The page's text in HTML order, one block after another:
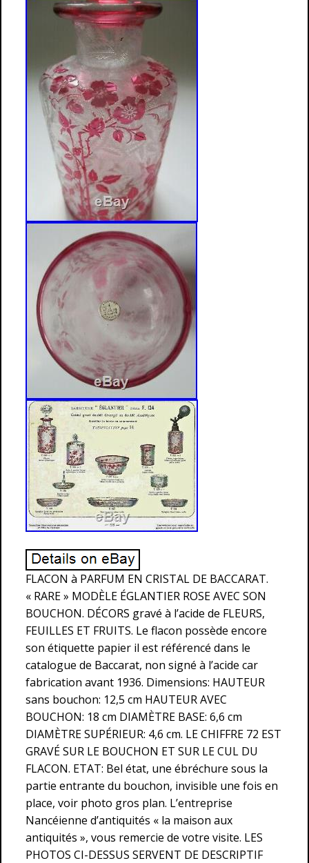
FLACON à PARFUM EN CRISTAL DE BACCARAT.
« RARE » MODÈLE ÉGLANTIER ROSE AVEC SON
BOUCHON. DÉCORS gravé à l’acide de FLEURS,
FEUILLES ET FRUITS. Le flacon possède encore
son étiquette papier il est référencé dans le
catalogue de Baccarat, non signé à l’acide car
fabrication avant 1936. Dimensions: HAUTEUR
sans bouchon: 12,5 cm HAUTEUR AVEC
BOUCHON: 18 cm DIAMÈTRE BASE: 6,6 cm
DIAMÈTRE SUPÉRIEUR: 4,6 cm. LE CHIFFRE 72 EST
GRAVÉ SUR LE BOUCHON ET SUR LE CUL DU
FLACON. ETAT: Bel état, une ébréchure sous la
partie entrante du bouchon, invisible une fois en
place, voir photo gros plan. L’entreprise
Nancéienne d’antiquités « la maison aux
antiquités », vous remercie de votre visite. LES
PHOTOS CI-DESSUS SERVENT DE DESCRIPTIF